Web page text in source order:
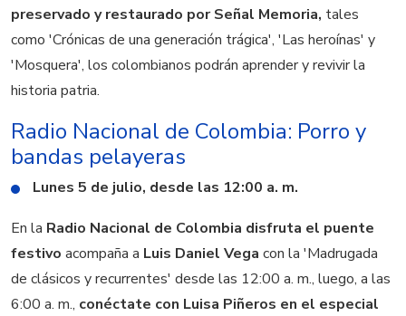
preservado y restaurado por Señal Memoria, tales
como 'Crónicas de una generación trágica', 'Las heroínas' y
'Mosquera', los colombianos podrán aprender y revivir la
historia patria.
Radio Nacional de Colombia: Porro y
bandas pelayeras
Lunes 5 de julio, desde las 12:00 a. m.
En la Radio Nacional de Colombia disfruta el puente
festivo acompaña a Luis Daniel Vega con la 'Madrugada
de clásicos y recurrentes' desde las 12:00 a. m., luego, a las
6:00 a. m., conéctate con Luisa Piñeros en el especial